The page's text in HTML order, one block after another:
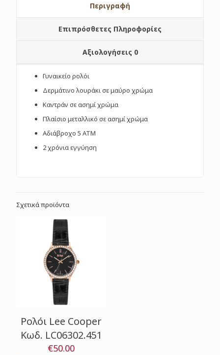
Περιγραφή
Επιπρόσθετες Πληροφορίες
Αξιολογήσεις 0
Γυναικείο ρολόι
Δερμάτινο λουράκι σε μαύρο χρώμα
Καντράν σε ασημί χρώμα
Πλαίσιο μεταλλικό σε ασημί χρώμα
Αδιάβροχο 5 ΑΤΜ
2 χρόνια εγγύηση
Σχετικά προϊόντα
Ρολόι Lee Cooper
Κωδ. LC06302.451
€50.00